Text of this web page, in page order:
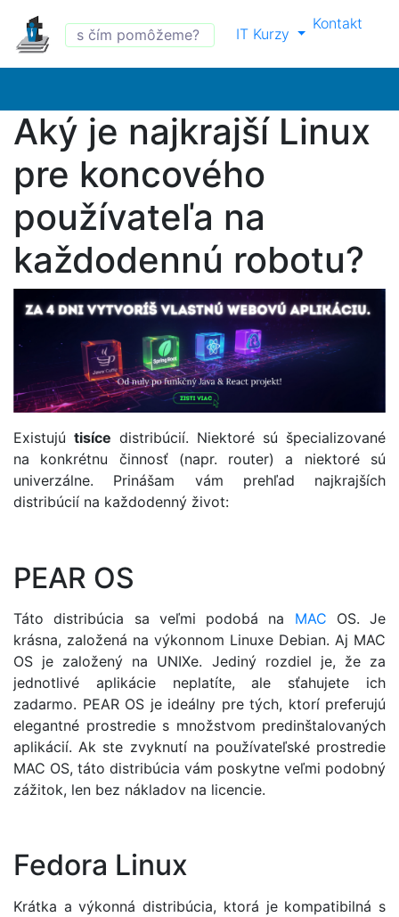
IT Kurzy
Kontakt
Aký je najkrajší Linux
pre koncového
používateľa na
každodennú robotu?
Existujú tisíce distribúcií. Niektoré sú špecializované
na konkrétnu činnosť (napr. router) a niektoré sú
univerzálne. Prinášam vám prehľad najkrajších
distribúcií na každodenný život:
PEAR OS
Táto distribúcia sa veľmi podobá na MAC OS. Je
krásna, založená na výkonnom Linuxe Debian. Aj MAC
OS je založený na UNIXe. Jediný rozdiel je, že za
jednotlivé aplikácie neplatíte, ale sťahujete ich
zadarmo. PEAR OS je ideálny pre tých, ktorí preferujú
elegantné prostredie s množstvom predinštalovaných
aplikácií. Ak ste zvyknutí na používateľské prostredie
MAC OS, táto distribúcia vám poskytne veľmi podobný
zážitok, len bez nákladov na licencie.
Fedora Linux
Krátka a výkonná distribúcia, ktorá je kompatibilná s